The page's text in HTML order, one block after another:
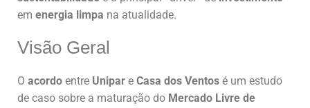
em energia limpa na atualidade.
Visão Geral
O acordo entre Unipar e Casa dos Ventos é um estudo
de caso sobre a maturação do Mercado Livre de